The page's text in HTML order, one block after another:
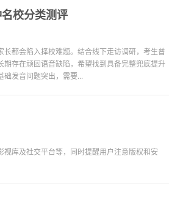
校分类测评
都会陷入择校难题。结合线下走访调研，考生普
存在顽固语音缺陷，希望找到具备完整兜底提升
发音问题突出，需要...
库及社交平台等，同时提醒用户注意版权和安